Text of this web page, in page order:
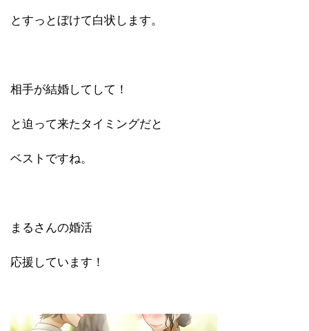
とすっとぼけて白状します。
相手が結婚してして！
と迫って来たタイミングだと
ベストですね。
まるさんの婚活
応援しています！